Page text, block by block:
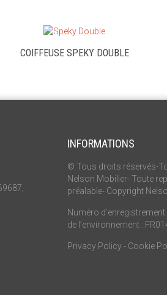
COIFFEUSE SPEKY DOUBLE
INFORMATIONS
© Tous droits réservés-
Nelson Mobilier- Toute
préalable- Copyright
Numéro
de l’environnement :
Privacy Policy- Cookie